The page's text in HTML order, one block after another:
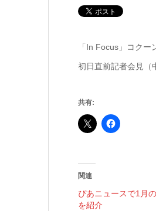
「In Focus」コクー
初日直前記者会見（
共有:
関連
ぴあニュースで1月
を紹介